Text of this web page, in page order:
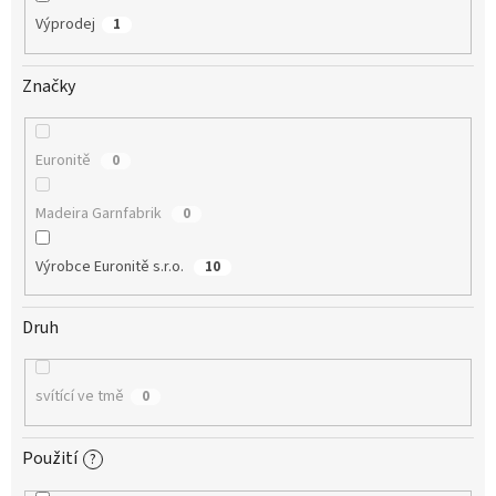
Výprodej 1
Značky
Euronitě 0
Madeira Garnfabrik 0
Výrobce Euronitě s.r.o. 10
Druh
svítící ve tmě 0
Použití ?